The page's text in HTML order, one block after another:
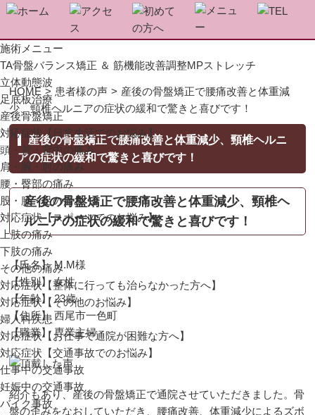
施術メニュー
TA骨盤バランス矯正 ＆ 筋機能改善調整MPストレッチ
立体動態波
足底板治療
産後骨盤矯正
対応症状【日常生活でのお悩み】
頭・首・背中の痛み
肩・腕・肘の痛み
腰・臀部の痛み
股・膝・足の痛み
対応症状【スポーツでのお悩み】
上肢の痛み
下肢の痛み
その他の痛み
対応症状【整体に行っても治らなかった方へ】
対応症状【その他のお悩み】
婦人科疾患
対応症状【お仕事で通院が困難な方へ】
対応症状【交通事故でのお悩み】
仕事中の交通事故
妊娠中の交通事故
バイク事故
HOME > 患者様の声 > 産後の骨盤矯正で腰痛改善と体重減
少、頸椎ヘルニアの症状の緩和で驚きと喜びです！
産後の骨盤矯正で腰痛改善と体重減少、頸椎ヘルニ
アの症状の緩和で驚きと喜びです！
産後の骨盤矯正で腰痛改善と体重減少、頸椎ヘ
ルニアの症状の緩和で驚きと喜びです！
【氏名】 M.M様
【性別】 女性
【年齢】 23歳
【住所】 西尾市一色町
【職業】 専業主婦
紹介もあり、産後の骨盤矯正で通院させていただきました。骨
盤の歪みをなおしていただき、腰痛改善、体重減少によるズボ